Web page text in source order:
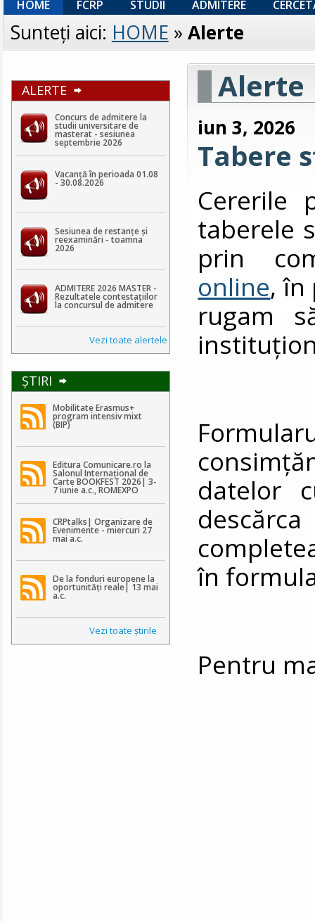
HOME FCRP STUDII ADMITERE
Sunteţi aici: HOME » Alerte
ALERTE
Concurs de admitere la
studii universitare de
masterat - sesiunea
septembrie 2026
Vacanță în perioada 01.08
- 30.08.2026
Sesiunea de restanțe și
reexaminări - toamna
2026
ADMITERE 2026 MASTER -
Rezultatele contestaţiilor
la concursul de admitere
Vezi toate alertele
ŞTIRI
Mobilitate Erasmus+
program intensiv mixt
(BIP)
Editura Comunicare.ro la
Salonul Internațional de
Carte BOOKFEST 2026| 3-
7 iunie a.c., ROMEXPO
CRPtalks| Organizare de
Evenimente - miercuri 27
mai a.c.
De la fonduri europene la
oportunități reale| 13 mai
a.c.
Vezi toate ştirile
Alerte
iun 3, 2026
Tabere
Cererile
taberele
prin
online, în
rugam
datelor
în
Pentru